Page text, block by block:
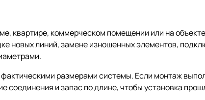
квартире, коммерческом помещении или на
новых линий, замене изношенных элементов,
размерами системы. Если монтаж
соединения и запас по длине, чтобы установка